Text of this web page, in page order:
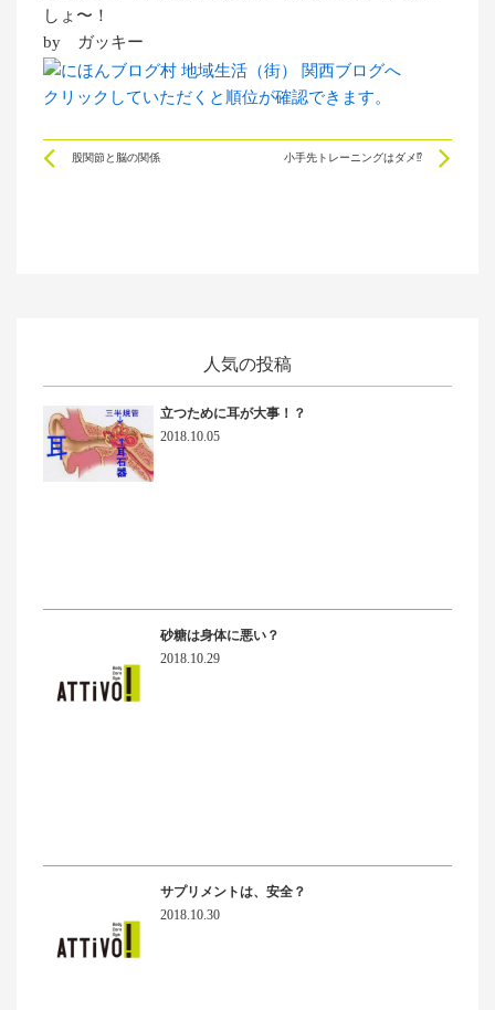
しょ〜！
by ガッキー
クリックしていただくと順位が確認できます。
Prev
股関節と脳の関係 小手先トレーニングはダメ⁉
人気の投稿
立つために耳が大事！？
2018.10.05
砂糖は身体に悪い？
2018.10.29
サプリメントは、安全？
2018.10.30